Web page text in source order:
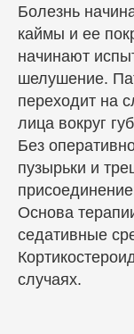
Болезнь
каймы и ее
начинают
шелушение.
переходит на
лица вокруг
Без
пузырьки и
Основа
седативные
случаях.